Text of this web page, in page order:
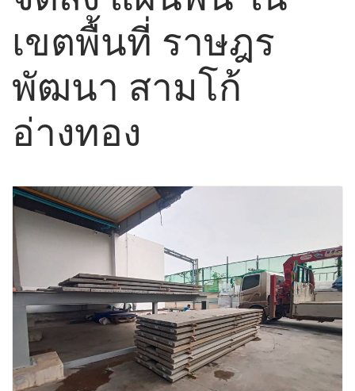
เขตพื้นที่ ราษฎร
พัฒนา สามโก้
อ่างทอง